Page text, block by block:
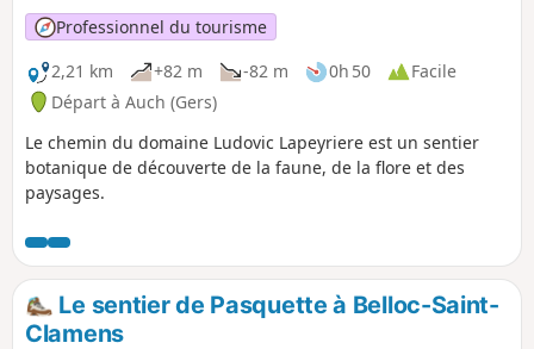
Professionnel du tourisme
2,21 km
+82 m -82 m 0h 50
Facile
Départ à Auch (Gers)
Le chemin du domaine Ludovic Lapeyriere est un sentier
botanique de découverte de la faune, de la flore et des
paysages.
Le sentier de Pasquette à Belloc-Saint-
Clamens